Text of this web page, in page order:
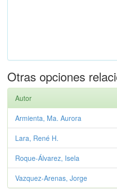
Otras opciones
Autor
Armienta, Ma. Aurora
Lara, René H.
Roque-Álvarez, Isela
Vazquez-Arenas, Jorge